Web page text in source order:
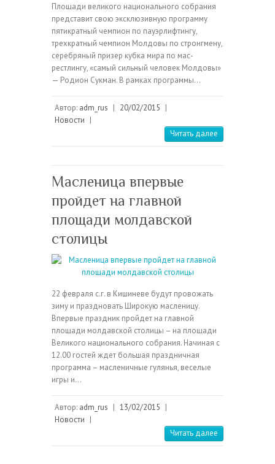
Площади великого национального собрания
представит свою эксклюзивную программу
пятикратный чемпион по пауэрлифтингу,
трехкратный чемпион Молдовы по стронгмену,
серебряный призер кубка мира по мас-
рестлингу, «самый сильный человек Молдовы»
— Родион Сукман. В рамках программы…
Автор: adm_rus | 20/02/2015 |
Новости |
Читать далее
Масленица впервые
пройдет на главной
площади молдавской
столицы
22 февраля с.г. в Кишиневе будут провожать
зиму и праздновать Широкую масленицу.
Впервые праздник пройдет на главной
площади молдавской столицы – на площади
Великого национального собрания. Начиная с
12.00 гостей ждет большая праздничная
программа – масленичные гулянья, веселые
игры и…
Автор: adm_rus | 13/02/2015 |
Новости |
Читать далее